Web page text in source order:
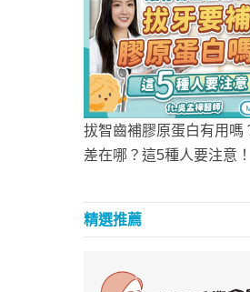
拔智齒補膠原蛋白有用嗎
差在哪？這5種人要注意！
精選推薦